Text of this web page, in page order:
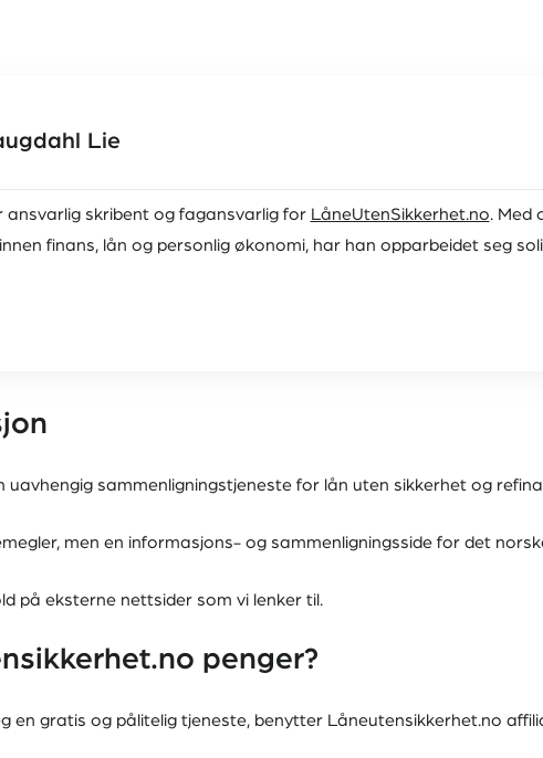
Lie
ansvarlig skribent og fagansvarlig for LåneUtenSikkerhet.no. Med
finans, lån og personlig økonomi, har han opparbeidet seg
uavhengig sammenligningstjeneste for lån uten sikkerhet og
men en informasjons- og sammenligningsside for det
på eksterne nettsider som vi lenker til.
penger?
en gratis og pålitelig tjeneste, benytter Låneutensikkerhet.no